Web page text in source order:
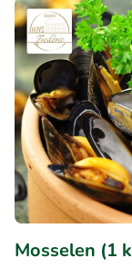
Mosselen (1